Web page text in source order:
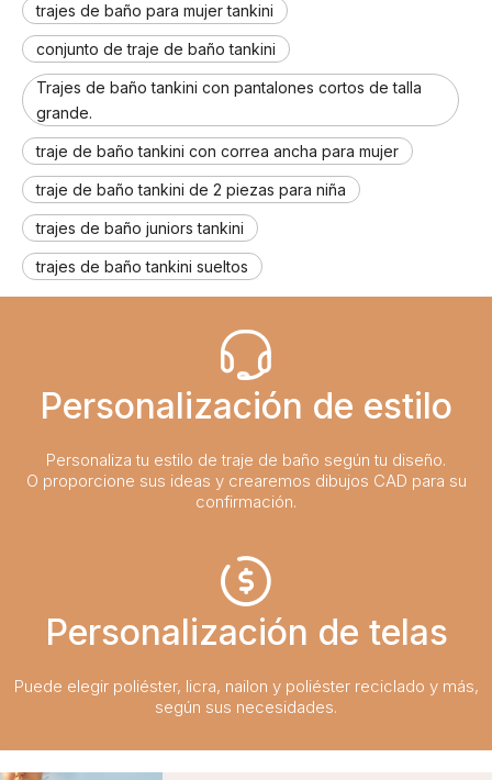
trajes de baño para mujer tankini
conjunto de traje de baño tankini
Trajes de baño tankini con pantalones cortos de talla
grande.
traje de baño tankini con correa ancha para mujer
traje de baño tankini de 2 piezas para niña
trajes de baño juniors tankini
trajes de baño tankini sueltos
Personalización de estilo
Personaliza tu estilo de traje de baño según tu diseño.
O proporcione sus ideas y crearemos dibujos CAD para su
confirmación.
Personalización de telas
Puede elegir poliéster, licra, nailon y poliéster reciclado y más,
según sus necesidades.